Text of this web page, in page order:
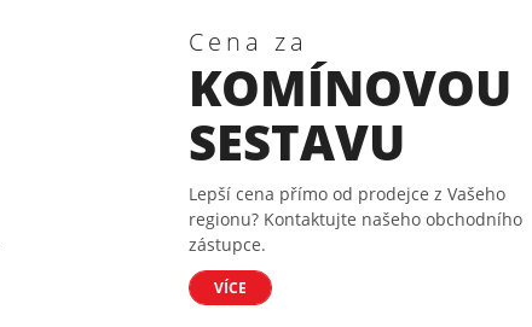
Cena za
KOMÍNOVOU
SESTAVU
Lepší cena přímo od prodejce z Vašeho
regionu? Kontaktujte našeho obchodního
zástupce.
VÍCE